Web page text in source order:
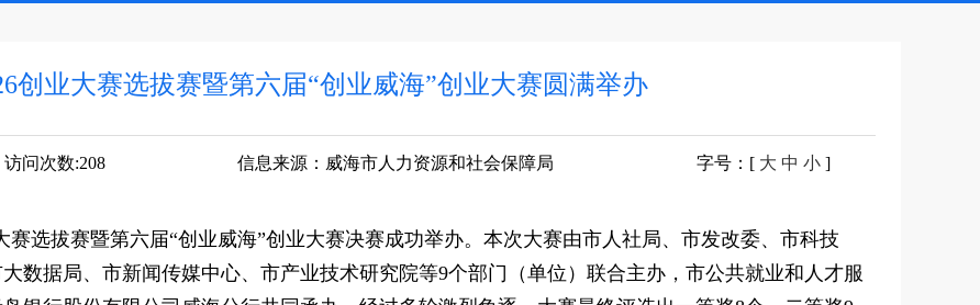
创业大赛选拔赛暨第六届“创业威海”创业大赛圆满举办
访问次数:208 信息来源： 威海市人力资源和社会保障局 字号 ：[ 大 中 小 ]
拔赛暨第六届“创业威海”创业大赛决赛成功举办。本次大赛由市人社局、市发改委、市科技
数据局、市新闻传媒中心、市产业技术研究院等9个部门（单位）联合主办，市公共就业和人才服